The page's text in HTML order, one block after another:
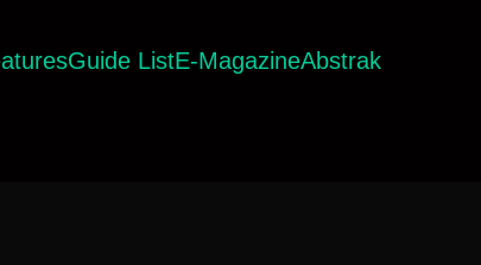
Guide ListE-MagazineAbstrak